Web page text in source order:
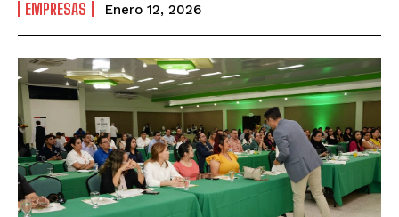
EMPRESAS Enero 12, 2026